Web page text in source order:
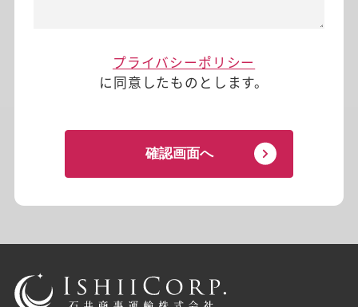
プライバシーポリシー
に同意したものとします。